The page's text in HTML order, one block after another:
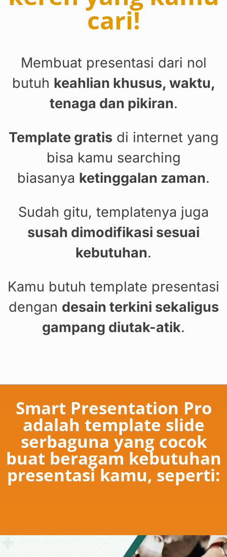
cari!
Membuat presentasi dari nol
butuh keahlian khusus, waktu,
tenaga dan pikiran.
Template gratis di internet yang
bisa kamu searching
biasanya ketinggalan zaman.
Sudah gitu, templatenya juga
susah dimodifikasi sesuai
kebutuhan.
Kamu butuh template presentasi
dengan desain terkini sekaligus
gampang diutak-atik.
Smart Presentation Pro
adalah template slide
serbaguna yang cocok
buat beragam kebutuhan
presentasi kamu, seperti: